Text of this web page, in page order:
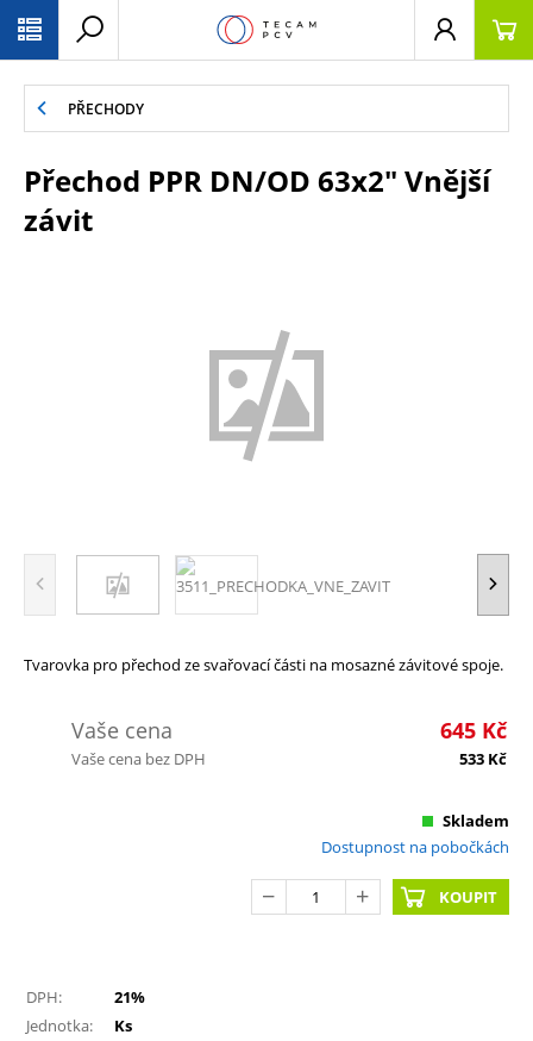
PŘECHODY
Přechod PPR DN/OD 63x2" Vnější
závit
Tvarovka pro přechod ze svařovací části na mosazné závitové spoje.
Vaše cena 645 Kč
Vaše cena bez DPH 533 Kč
Skladem
Dostupnost na pobočkách
KOUPIT
DPH:
21%
Jednotka:
Ks